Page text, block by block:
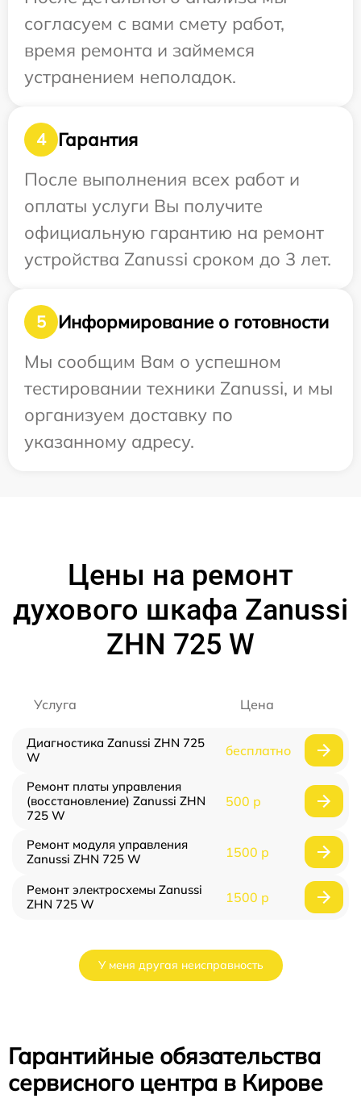
согласуем с вами смету работ,
время ремонта и займемся
устранением неполадок.
4
Гарантия
После выполнения всех работ и
оплаты услуги Вы получите
официальную гарантию на ремонт
устройства Zanussi сроком до 3 лет.
5
Информирование о готовности
Мы сообщим Вам о успешном
тестировании техники Zanussi, и мы
организуем доставку по
указанному адресу.
Цены на ремонт
духового шкафа Zanussi
ZHN 725 W
Услуга Цена
Диагностика Zanussi ZHN 725
W
бесплатно
Ремонт платы управления
(восстановление) Zanussi ZHN
725 W
500 р
Ремонт модуля управления
Zanussi ZHN 725 W
1500 р
Ремонт электросхемы Zanussi
ZHN 725 W
1500 р
У меня другая неисправность
Гарантийные обязательства
сервисного центра в Кирове